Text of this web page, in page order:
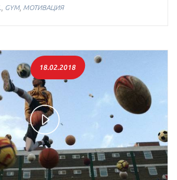
, GYM, МОТИВАЦИЯ
Play
Video
18.02.2018